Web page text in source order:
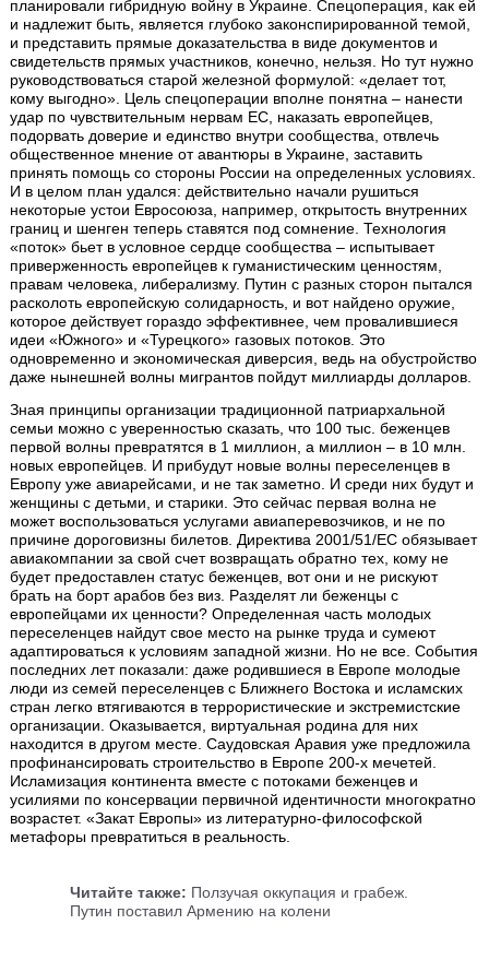
планировали гибридную войну в Украине. Спецоперация, как ей
и надлежит быть, является глубоко законспирированной темой,
и представить прямые доказательства в виде документов и
свидетельств прямых участников, конечно, нельзя. Но тут нужно
руководствоваться старой железной формулой: «делает тот,
кому выгодно». Цель спецоперации вполне понятна – нанести
удар по чувствительным нервам ЕС, наказать европейцев,
подорвать доверие и единство внутри сообщества, отвлечь
общественное мнение от авантюры в Украине, заставить
принять помощь со стороны России на определенных условиях.
И в целом план удался: действительно начали рушиться
некоторые устои Евросоюза, например, открытость внутренних
границ и шенген теперь ставятся под сомнение. Технология
«поток» бьет в условное сердце сообщества – испытывает
приверженность европейцев к гуманистическим ценностям,
правам человека, либерализму. Путин с разных сторон пытался
расколоть европейскую солидарность, и вот найдено оружие,
которое действует гораздо эффективнее, чем провалившиеся
идеи «Южного» и «Турецкого» газовых потоков. Это
одновременно и экономическая диверсия, ведь на обустройство
даже нынешней волны мигрантов пойдут миллиарды долларов.
Зная принципы организации традиционной патриархальной
семьи можно с уверенностью сказать, что 100 тыс. беженцев
первой волны превратятся в 1 миллион, а миллион – в 10 млн.
новых европейцев. И прибудут новые волны переселенцев в
Европу уже авиарейсами, и не так заметно. И среди них будут и
женщины с детьми, и старики. Это сейчас первая волна не
может воспользоваться услугами авиаперевозчиков, и не по
причине дороговизны билетов. Директива 2001/51/ЕС обязывает
авиакомпании за свой счет возвращать обратно тех, кому не
будет предоставлен статус беженцев, вот они и не рискуют
брать на борт арабов без виз. Разделят ли беженцы с
европейцами их ценности? Определенная часть молодых
переселенцев найдут свое место на рынке труда и сумеют
адаптироваться к условиям западной жизни. Но не все. События
последних лет показали: даже родившиеся в Европе молодые
люди из семей переселенцев с Ближнего Востока и исламских
стран легко втягиваются в террористические и экстремистские
организации. Оказывается, виртуальная родина для них
находится в другом месте. Саудовская Аравия уже предложила
профинансировать строительство в Европе 200-х мечетей.
Исламизация континента вместе с потоками беженцев и
усилиями по консервации первичной идентичности многократно
возрастет. «Закат Европы» из литературно-философской
метафоры превратиться в реальность.
Читайте также: Ползучая оккупация и грабеж.
Путин поставил Армению на колени